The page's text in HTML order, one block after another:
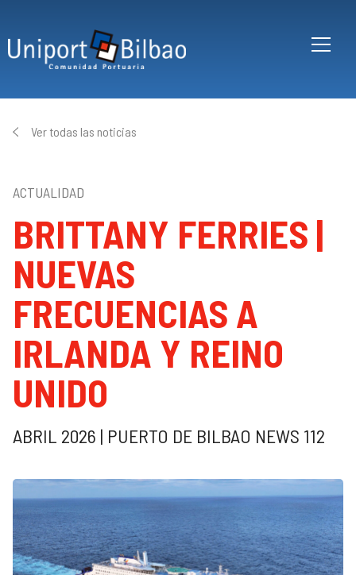
Ver todas las noticias
ACTUALIDAD
BRITTANY FERRIES |
NUEVAS
FRECUENCIAS A
IRLANDA Y REINO
UNIDO
ABRIL 2026 | PUERTO DE BILBAO NEWS 112